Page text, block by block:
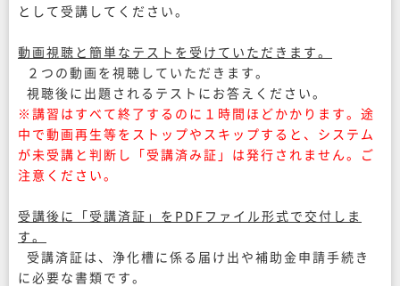
として受講してください。
動画視聴と簡単なテストを受けていただきます。
２つの動画を視聴していただきます。
視聴後に出題されるテストにお答えください。
※講習はすべて終了するのに１時間ほどかかります。途
中で動画再生等をストップやスキップすると、システム
が未受講と判断し「受講済み証」は発行されません。ご
注意ください。
受講後に「受講済証」をPDFファイル形式で交付しま
す。
受講済証は、浄化槽に係る届け出や補助金申請手続き
に必要な書類です。